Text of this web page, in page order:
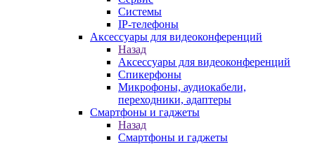
Системы
IP-телефоны
Аксессуары для видеоконференций
Назад
Аксессуары для видеоконференций
Спикерфоны
Микрофоны, аудиокабели,
переходники, адаптеры
Смартфоны и гаджеты
Назад
Смартфоны и гаджеты